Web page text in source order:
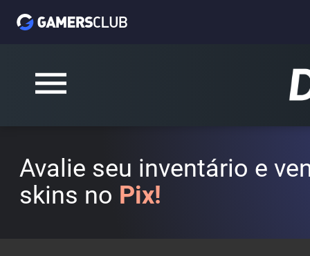
Avalie seu inventário e
skins no Pix!